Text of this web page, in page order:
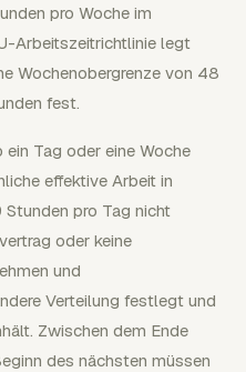
pro Woche im
Arbeitszeitrichtlinie legt
Wochenobergrenze von 48
fest.
Tag oder eine Woche
effektive Arbeit in
pro Tag nicht
oder keine
und
Verteilung festlegt und
Zwischen dem Ende
des nächsten müssen